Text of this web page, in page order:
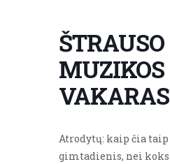
ŠTRAUSO
MUZIKOS
VAKARAS
Atrodytų: kaip čia taip
gimtadienis, nei